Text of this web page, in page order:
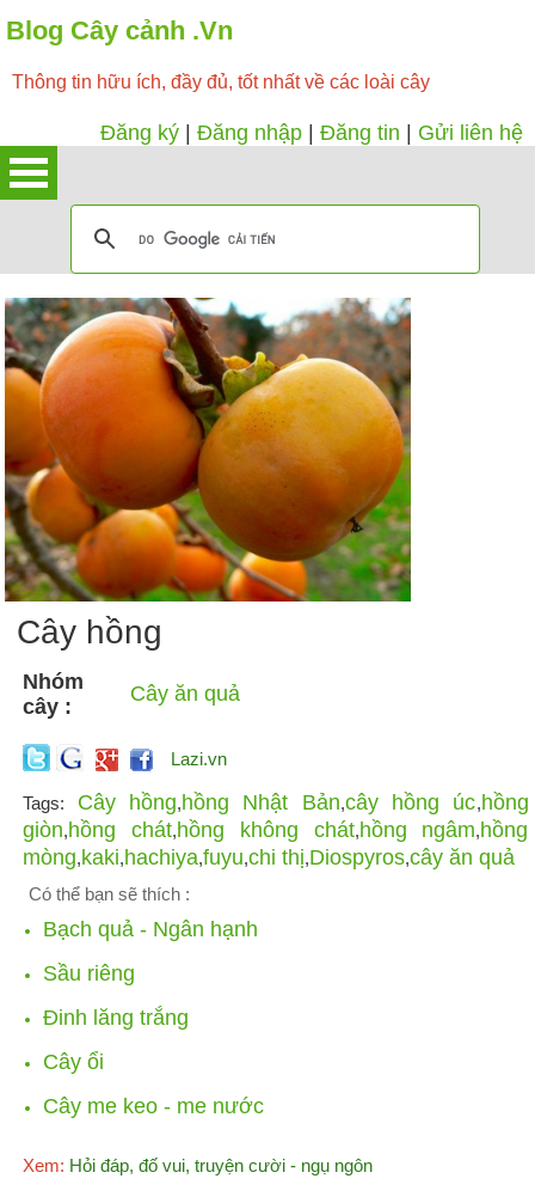
Blog Cây cảnh .Vn
Thông tin hữu ích, đầy đủ, tốt nhất về các loài cây
Đăng ký Đăng nhập Đăng tin Gửi liên hệ
Cây hồng
Nhóm
cây :
Cây ăn quả
Lazi.vn
Tags: Cây hồng,hồng Nhật Bản,cây hồng úc,hồng
giòn,hồng chát,hồng không chát,hồng ngâm,hồng
mòng,kaki,hachiya,fuyu,chi thị,Diospyros,cây ăn quả
Có thể bạn sẽ thích :
Bạch quả - Ngân hạnh
Sầu riêng
Đinh lăng trắng
Cây ổi
Cây me keo - me nước
Xem: Hỏi đáp, đố vui, truyện cười - ngụ ngôn